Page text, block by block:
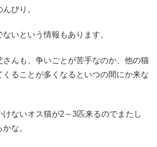
びり。
いという情報もあります。
さんも、争いごとが苦手なのか、他の猫
くることが多くなるといつの間にか来な
ないオス猫が2～3匹来るのでまたし
な。